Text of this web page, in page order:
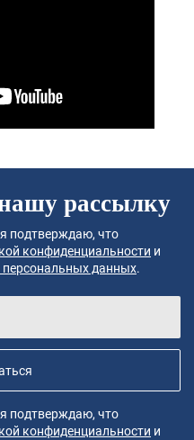
рассылку
подтверждаю, что
конфиденциальности и
персональных данных.
подтверждаю, что
конфиденциальности и